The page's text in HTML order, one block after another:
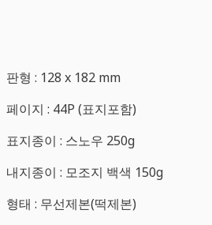
판형 : 128 x 182 mm
페이지 : 44P (표지포함)
표지종이 : 스노우 250g
내지종이 : 모조지 백색 150g
형태 : 무선제본(떡제본)